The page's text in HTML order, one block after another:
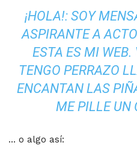
¡HOLA!: SOY
ASPIRANTE A
ESTA ES MI WEB.
TENGO PERRAZO
ENCANTAN LAS
ME PILLE UN
… o algo así: